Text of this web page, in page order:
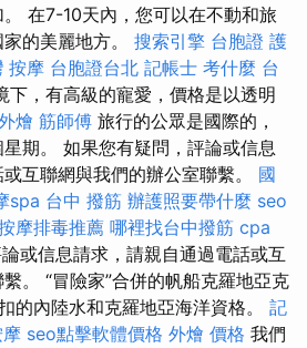
在7-10天內，您可以在不動和旅
的美麗地方。 搜索引擎 台胞證 護
按摩 台胞證台北 記帳士 考什麼 台
下，有高級的寵愛，價格是以透明
燴 筋師傅 旅行的公眾是國際的，
期。 如果您有疑問，評論或信息
互聯網與我們的辦公室聯繫。 國
spa 台中 撥筋 辦護照要帶什麼 seo
摩排毒推薦 哪裡找台中撥筋 cpa
或信息請求，請親自通過電話或互
。 “冒險家”合併的帆船克羅地亞克
的內陸水和克羅地亞海洋資格。 記
seo點擊軟體價格 外燴 價格 我們